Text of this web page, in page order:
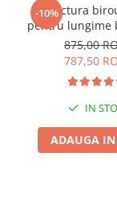
-10%
Structura
pentru lungime
mm, finisaj
875,00
787,50
IN
ADAUGA IN